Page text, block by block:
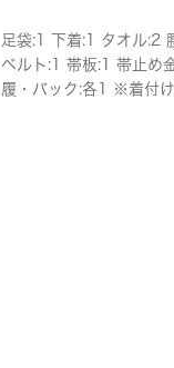
足袋:1 下着:1 タオル:2
ベルト:1 帯板:1 帯止め
履・バック:各1 ※着付け